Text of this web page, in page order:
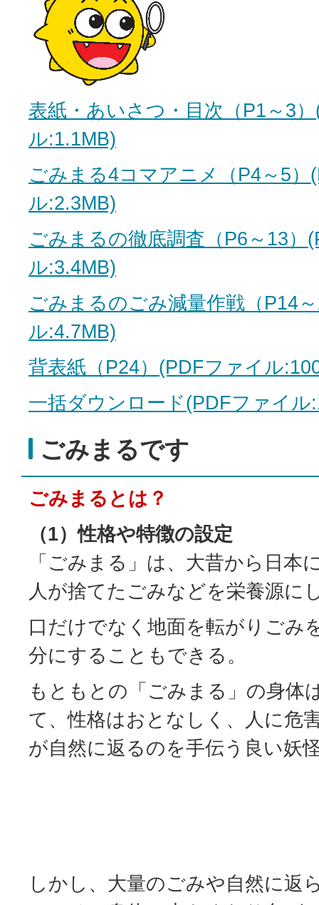
表紙・あいさつ・目次（P1～3
ル:1.1MB)
ごみまる4コマアニメ（P4～5）
ル:2.3MB)
ごみまるの徹底調査（P6～13）
ル:3.4MB)
ごみまるのごみ減量作戦（P14
ル:4.7MB)
背表紙（P24）(PDFファイル
一括ダウンロード(PDFファイル
ごみまるです
ごみまるとは？
（1）性格や特徴の設定
「ごみまる」は、大昔から日本
人が捨てたごみなどを栄養源に
口だけでなく地面を転がりごみ
分にすることもできる。
もともとの「ごみまる」の身体
て、性格はおとなしく、人に危
が自然に返るのを手伝う良い妖
しかし、大量のごみや自然に返